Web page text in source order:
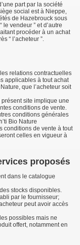
part par la société
social est à Nieppe,
de Hazebrouck sous
vendeur ” et d’autre
procéder à un achat
“ l’acheteur ”.
relations contractuelles
applicables à tout achat
que l’acheteur soit
présent site implique une
conditions de vente.
conditions générales
Bio Nature
conditions de vente à tout
celles en vigueur à
proposés
dans le catalogue
stocks disponibles.
par le fournisseur;
peut avoir accès
possibles mais ne
offert, notamment en